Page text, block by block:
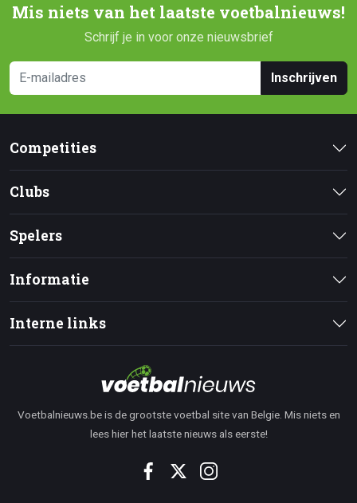
Mis niets van het laatste voetbalnieuws!
Schrijf je in voor onze nieuwsbrief
Inschrijven
Competities
Clubs
Spelers
Informatie
Interne links
Voetbalnieuws.be is de grootste voetbal site van Belgie. Mis niets en
lees hier het laatste nieuws als eerste!